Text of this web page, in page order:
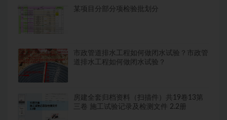
某项目分部分项检验批划分
市政管道排水工程如何做闭水试验？市政管
道排水工程如何做闭水试验？
房建全套归档资料（扫描件）共19卷13第
三卷 施工试验记录及检测文件 2.2册